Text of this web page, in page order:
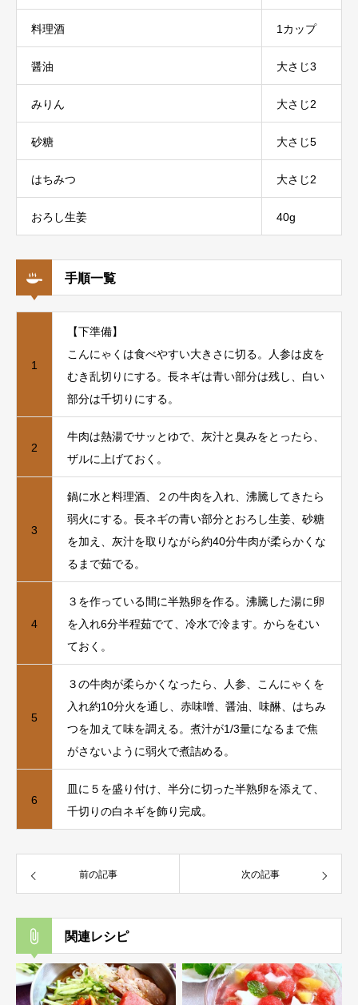
料理酒 1カップ
醤油 ⼤さじ3
みりん ⼤さじ2
砂糖 ⼤さじ5
はちみつ ⼤さじ2
おろし⽣姜 40g
手順一覧
1
【下準備】
こんにゃくは⾷べやすい⼤きさに切る。⼈参は⽪を
むき乱切りにする。⻑ネギは⻘い部分は残し、⽩い
部分は千切りにする。
2
⽜⾁は熱湯でサッとゆで、灰汁と臭みをとったら、
ザルに上げておく。
3
鍋に⽔と料理酒、２の⽜⾁を⼊れ、沸騰してきたら
弱⽕にする。⻑ネギの⻘い部分とおろし⽣姜、砂糖
を加え、灰汁を取りながら約40分⽜⾁が柔らかくな
るまで茹でる。
4
３を作っている間に半熟卵を作る。沸騰した湯に卵
を⼊れ6分半程茹でて、冷⽔で冷ます。からをむい
ておく。
5
３の⽜⾁が柔らかくなったら、⼈参、こんにゃくを
⼊れ約10分⽕を通し、⾚味噌、醤油、味醂、はちみ
つを加えて味を調える。煮汁が1/3量になるまで焦
がさないように弱⽕で煮詰める。
6
⽫に５を盛り付け、半分に切った半熟卵を添えて、
千切りの⽩ネギを飾り完成。
前の記事 次の記事
関連レシピ